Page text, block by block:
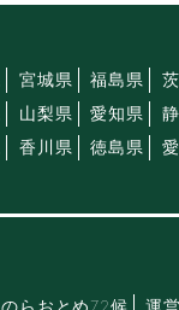
宮城県 福島県
山梨県 愛知県
香川県 徳島県
のらおとめ72候 運